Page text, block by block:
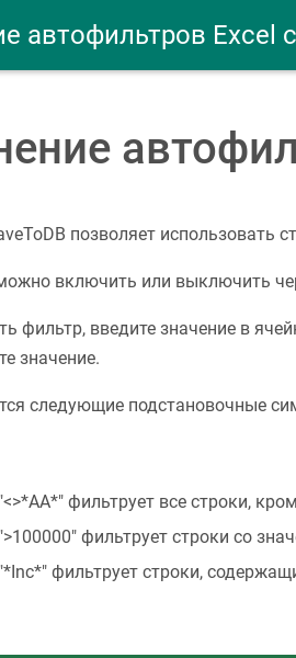
автофильтров Excel
позволяет использовать
включить или выключить
фильтр, введите значение в
значение.
следующие подстановочные
фильтрует все строки,
фильтрует строки со
фильтрует строки,